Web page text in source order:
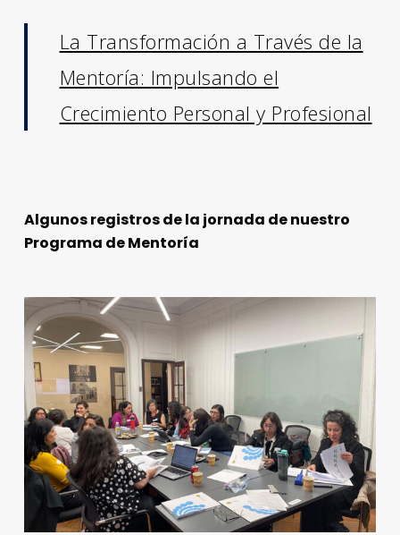
La Transformación a Través de la
Mentoría: Impulsando el
Crecimiento Personal y Profesional
Algunos registros de la jornada de nuestro
Programa de Mentoría